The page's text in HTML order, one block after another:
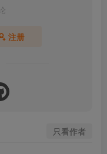
注册
只看作者